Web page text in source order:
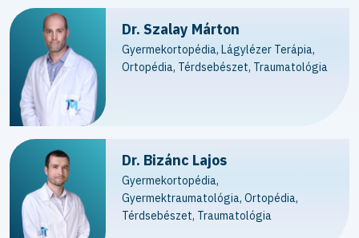
Dr. Szalay Márton
Gyermekortopédia, Lágylézer Terápia,
Ortopédia, Térdsebészet, Traumatológia
Dr. Bizánc Lajos
Gyermekortopédia,
Gyermektraumatológia, Ortopédia,
Térdsebészet, Traumatológia